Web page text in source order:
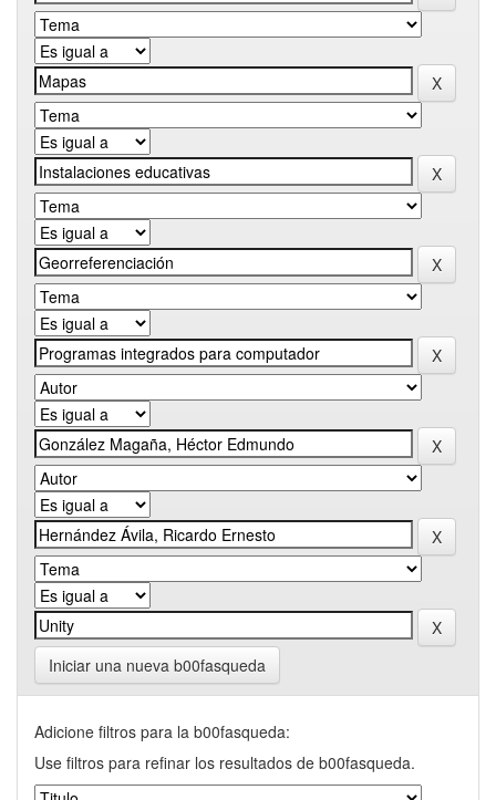
Iniciar una nueva b00fasqueda
Adicione filtros para la b00fasqueda:
Use filtros para refinar los resultados de b00fasqueda.